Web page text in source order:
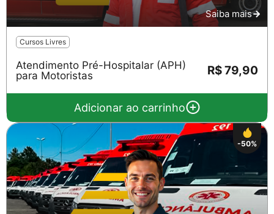
Saiba mais
Cursos Livres
Atendimento Pré-Hospitalar (APH)
para Motoristas
R$ 79,90
Adicionar ao carrinho
-50%